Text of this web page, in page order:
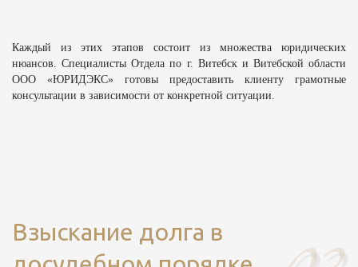
Каждый из этих этапов состоит из множества юридических
нюансов. Специалисты Отдела по г. Витебск и Витебской области
ООО «ЮРИДЭКС» готовы предоставить клиенту грамотные
консультации в зависимости от конкретной ситуации.
Взыскание долга в